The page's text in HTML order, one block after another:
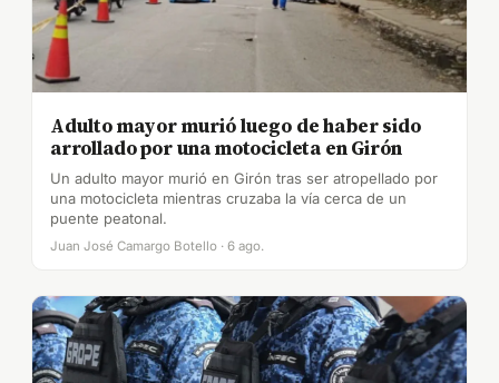
Adulto mayor murió luego de haber sido
arrollado por una motocicleta en Girón
Un adulto mayor murió en Girón tras ser atropellado por
una motocicleta mientras cruzaba la vía cerca de un
puente peatonal.
Juan José Camargo Botello · 6 ago.